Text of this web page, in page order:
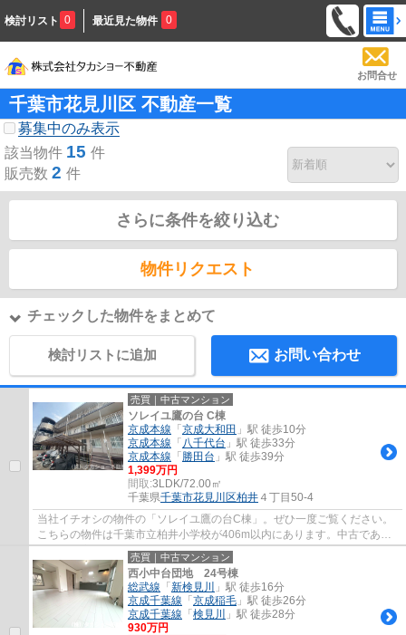
検討リスト 0 最近見た物件 0
お問合せ
千葉市花見川区 不動産一覧
募集中のみ表示
該当物件 15 件
販売数 2 件
さらに条件を絞り込む
物件リクエスト
チェックした物件をまとめて
検討リストに追加 お問い合わせ
売買｜中古マンション
ソレイユ鷹の台 C棟
京成本線 「 京成大和田 」駅 徒歩10分
京成本線 「 八千代台 」駅 徒歩33分
京成本線 「 勝田台 」駅 徒歩39分
1,399万円
間取:3LDK/72.00㎡
千葉県千葉市花見川区柏井 ４丁目50-4
当社イチオシの物件の「ソレイユ鷹の台C棟」。ぜひ一度ご覧ください。
こちらの物件は千葉市立柏井小学校が406m以内にあります。中古であり
ながら、室内もきれいな一押しのマンションと...
売買｜中古マンション
西小中台団地 24号棟
総武線 「 新検見川
」駅 徒歩16分
京成千葉線 「 京成稲毛 」駅 徒歩26分
京成千葉線 「 検見川
」駅 徒歩28分
930万円